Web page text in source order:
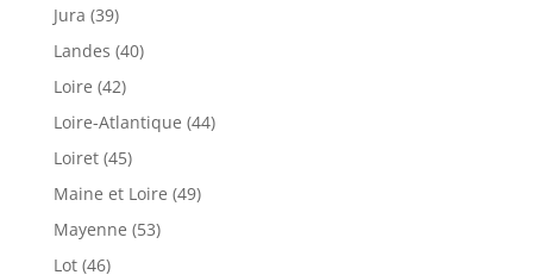
Jura (39)
Landes (40)
Loire (42)
Loire-Atlantique (44)
Loiret (45)
Maine et Loire (49)
Mayenne (53)
Lot (46)